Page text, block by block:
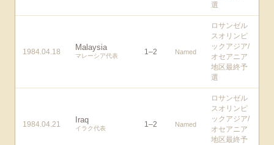
選
1984.04.18 Malaysia
マレーシア代表 1–2 Named
ロサンゼル
スオリンピ
ックアジア/
オセアニア
地区最終予
選
1984.04.21 Iraq
イラク代表 1–2 Named
ロサンゼル
スオリンピ
ックアジア/
オセアニア
地区最終予